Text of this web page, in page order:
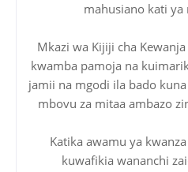
mahusiano kati
Mkazi wa Kijiji cha
kwamba pamoja na
jamii na mgodi ila bado
mbovu za mitaa ambazo
Katika awamu ya
kuwafikia wananchi